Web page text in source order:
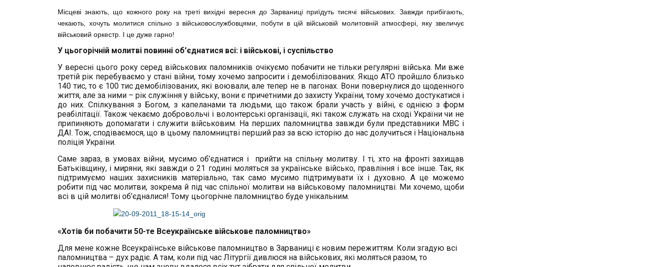
Місцеві знають, що кожного року на треті вихідні вересня до Зарваниці приїдуть тисячі військових. Завжди прибігають,
чекають, хочуть молитися спільно з військовослужбовцями, побути в цій військовій молитовній атмосфері, яку звеличує
військовий оркестр. І це дуже гарно!
У цьогорічній молитві повинні об’єднатися всі: і військові, і суспільство
У вересні цього року серед військових паломників очікуємо побачити не тільки регулярні війська. Ми вже
третій рік перебуваємо у стані війни, тому хочемо запросити і демобілізованих. Якщо АТО пройшло близько
140 тис, то є 100 тис демобілізованих, які воювали, але тепер не в пагонах. Вони повернулися до щоденного
життя, але за ними – рік служіння у війську, вони є причетними до захисту України, тому хочемо достукатися і
до них. Спілкування з Богом, з капеланами та людьми, що також брали участь у війні, є однією з форм
реабілітації. Також чекаємо добровольчі і волонтерські організації, які також служать на сході України чи не
припиняють допомагати і служити військовим. На перших паломництва завжди були представники МВС і
ДАІ. Тож, сподіваємося, що в цьому паломництві перший раз за всю історію до нас долучиться і Національна
поліція України.
Саме зараз, в умовах війни, мусимо об’єднатися і прийти на спільну молитву. І ті, хто на фронті захищав
Батьківщину, і миряни, які завжди о 21 годині моляться за українське військо, правління і все інше. Так, як
підтримуємо наших захисників матеріально, так само мусимо підтримувати їх і духовно. А це можемо
робити під час молитви, зокрема й під час спільної молитви на військовому паломництві. Ми хочемо, щоби
всі в цій молитві об’єдналися! Тому цьогорічне паломництво буде унікальним.
«Хотів би побачити 50-те Всеукраїнське військове паломництво»
Для мене кожне Всеукраїнське військове паломництво в Зарваниці є новим пережиттям. Коли згадую всі
паломництва – дух радіє. А там, коли під час Літургії дивлюся на військових, які моляться разом, то